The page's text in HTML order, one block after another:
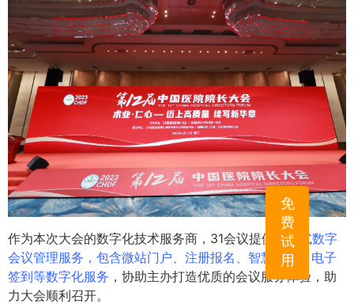
免
费
试
用
作为本次大会的数字化技术服务商，31会议提供
一站式数字
会议管理服务，包含微站门户、注册报名、智慧通知、电子
签到等数字化服务 ，协助主办打造优质的会议服务体验，助
力大会顺利召开。